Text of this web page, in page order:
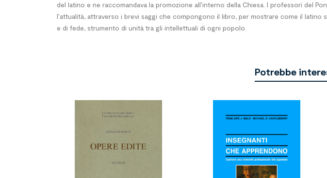
del latino e ne raccomandava la promozione all’interno della Chiesa. I professori del
l’attualità, attraverso i brevi saggi che compongono il libro, per mostrare come il
e di fede, strumento di unità tra gli intellettuali di ogni popolo.
Potrebbe